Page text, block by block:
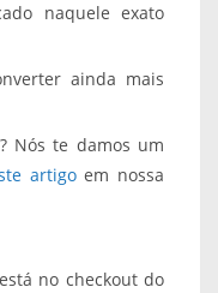
naquele exato
ainda mais
Nós te damos um
artigoem nossa
no checkout do